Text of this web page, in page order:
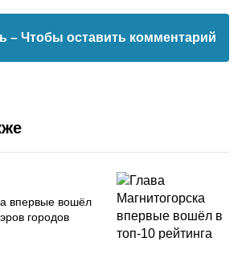
– Чтобы оставить комментарий
впервые вошёл
городов